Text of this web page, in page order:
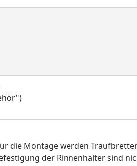
die Montage werden
der Rinnenhalter sind